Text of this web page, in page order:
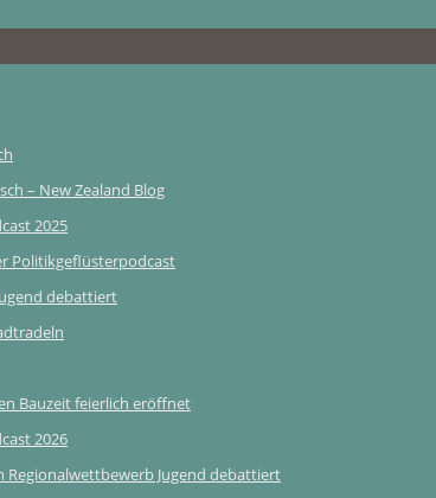
– New Zealand Blog
2025
Politikgeflüsterpodcast
debattiert
Bauzeit feierlich eröffnet
2026
Regionalwettbewerb Jugend debattiert